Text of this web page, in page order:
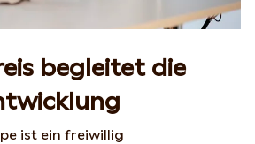
begleitet die
ist ein freiwillig